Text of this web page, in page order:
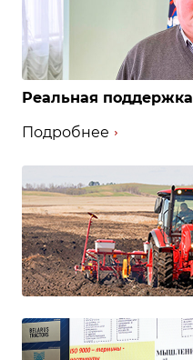
Реальная поддержка
Подробнее